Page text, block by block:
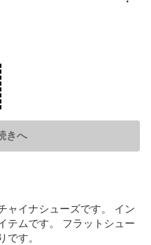
きへ
ャイナシューズです。 イン
テムです。 フラットシュー
す。